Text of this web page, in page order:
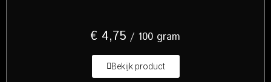
€ 4,75 / 100 gram
Bekijk product